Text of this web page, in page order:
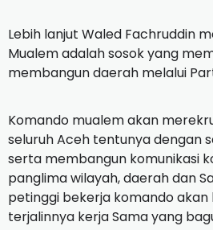
Lebih lanjut Waled Fachruddin
Mualem adalah sosok yang
membangun daerah melalui
Komando mualem akan
seluruh Aceh tentunya dengan
serta membangun komunikasi
panglima wilayah, daerah dan
petinggi bekerja komando
terjalinnya kerja Sama yang